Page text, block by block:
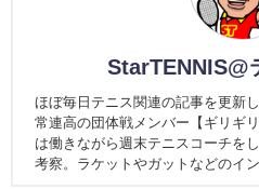
StarTENNIS@
ほぼ毎日テニス関連の記事を更新
常連高の団体戦メンバー【ギリギ
は働きながら週末テニスコーチを
考察。ラケットやガットなどのイ